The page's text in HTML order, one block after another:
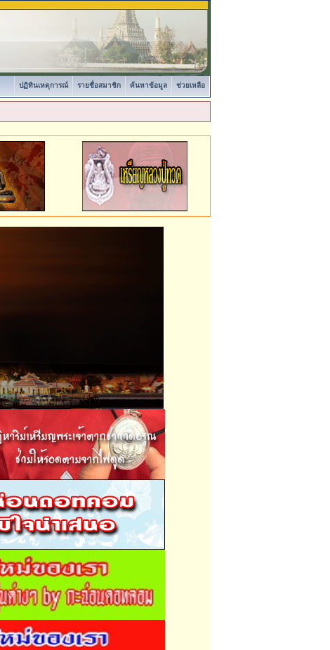
ช่วยเหลือ
ค้นหาข้อมูล
รายชื่อสมาชิก
ปฏิทินเหตุการณ์